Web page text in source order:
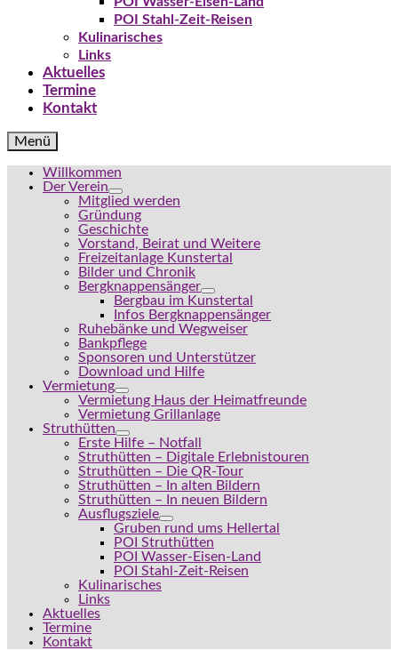
POI Stahl-Zeit-Reisen
Kulinarisches
Links
Aktuelles
Termine
Kontakt
Menü
Willkommen
Der Verein
Mitglied werden
Gründung
Geschichte
Vorstand, Beirat und Weitere
Freizeitanlage Kunstertal
Bilder und Chronik
Bergknappensänger
Bergbau im Kunstertal
Infos Bergknappensänger
Ruhebänke und Wegweiser
Bankpflege
Sponsoren und Unterstützer
Download und Hilfe
Vermietung
Vermietung Haus der Heimatfreunde
Vermietung Grillanlage
Struthütten
Erste Hilfe – Notfall
Struthütten – Digitale Erlebnistouren
Struthütten – Die QR-Tour
Struthütten – In alten Bildern
Struthütten – In neuen Bildern
Ausflugsziele
Gruben rund ums Hellertal
POI Struthütten
POI Wasser-Eisen-Land
POI Stahl-Zeit-Reisen
Kulinarisches
Links
Aktuelles
Termine
Kontakt